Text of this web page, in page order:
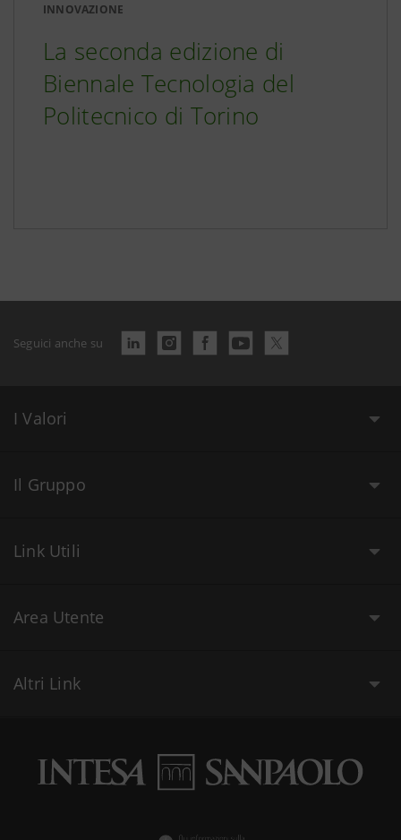
INNOVAZIONE
La seconda edizione di
Biennale Tecnologia del
Politecnico di Torino
Seguici anche su
I Valori
Il Gruppo
Link Utili
Area Utente
Altri Link